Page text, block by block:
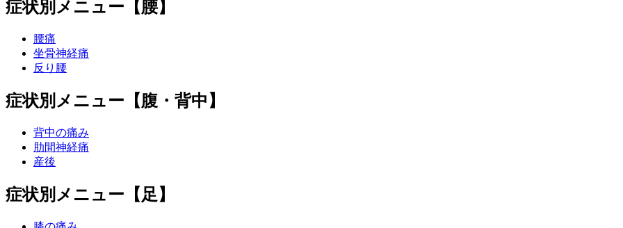
症状別メニュー【腰】
腰痛
坐骨神経痛
反り腰
症状別メニュー【腹・背中】
背中の痛み
肋間神経痛
産後
症状別メニュー【足】